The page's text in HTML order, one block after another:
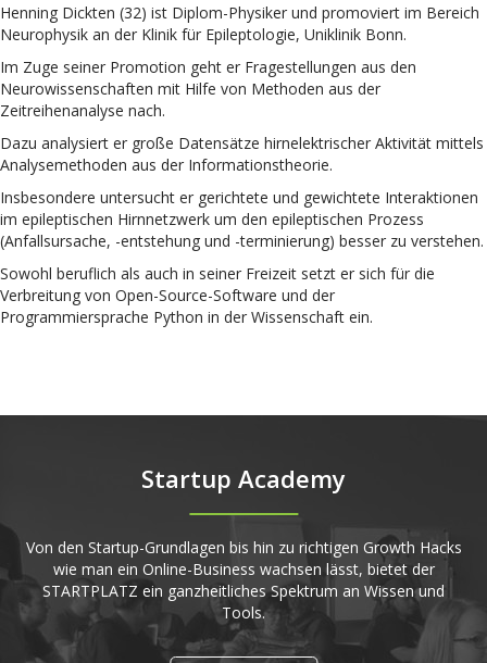
Henning Dickten (32) ist Diplom-Physiker und promoviert im Bereich
Neurophysik an der Klinik für Epileptologie, Uniklinik Bonn.
Im Zuge seiner Promotion geht er Fragestellungen aus den
Neurowissenschaften mit Hilfe von Methoden aus der
Zeitreihenanalyse nach.
Dazu analysiert er große Datensätze hirnelektrischer Aktivität mittels
Analysemethoden aus der Informationstheorie.
Insbesondere untersucht er gerichtete und gewichtete Interaktionen
im epileptischen Hirnnetzwerk um den epileptischen Prozess
(Anfallsursache, -entstehung und -terminierung) besser zu verstehen.
Sowohl beruflich als auch in seiner Freizeit setzt er sich für die
Verbreitung von Open-Source-Software und der
Programmiersprache Python in der Wissenschaft ein.
Startup Academy
Von den Startup-Grundlagen bis hin zu richtigen Growth Hacks
wie man ein Online-Business wachsen lässt, bietet der
STARTPLATZ ein ganzheitliches Spektrum an Wissen und
Tools.